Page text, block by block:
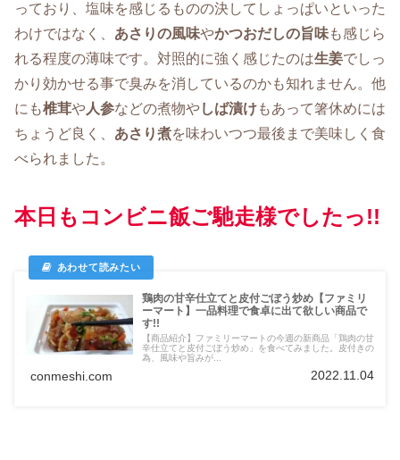
っており、塩味を感じるものの決してしょっぱいといった
わけではなく、 あさりの風味やかつおだしの旨味も感じら
れる程度の薄味です。対照的に強く感じたのは生姜でしっ
かり効かせる事で臭みを消しているのかも知れません。他
にも椎茸や人参などの煮物やしば漬けもあって箸休めには
ちょうど良く、 あさり煮を味わいつつ最後まで美味しく食
べられました。
本日もコンビニ飯ご馳走様でしたっ!!
鶏肉の甘辛仕立てと皮付ごぼう炒め【ファミリ
ーマート】一品料理で食卓に出て欲しい商品で
す!!
【商品紹介】ファミリーマートの今週の新商品「鶏肉の甘
辛仕立てと皮付ごぼう炒め」を食べてみました。皮付きの
為、風味や旨みが...
conmeshi.com 2022.11.04